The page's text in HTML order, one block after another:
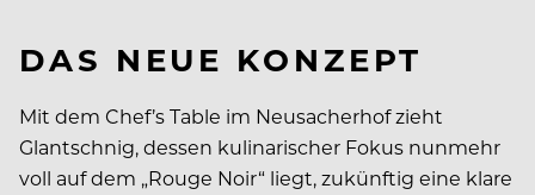
DAS NEUE KONZEPT
Mit dem Chef’s Table im Neusacherhof zieht
Glantschnig, dessen kulinarischer Fokus nunmehr
voll auf dem „Rouge Noir“ liegt, zukünftig eine klare